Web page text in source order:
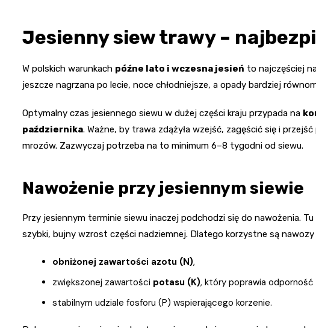
Jesienny siew trawy –
W polskich warunkach późne lato i wczesna jesień to najczęściej
jeszcze nagrzana po lecie, noce chłodniejsze, a opady bardziej
Optymalny czas jesiennego siewu w dużej części kraju przypada na
października. Ważne, by trawa zdążyła wzejść, zagęścić się i
mrozów. Zazwyczaj potrzeba na to minimum 6–8 tygodni od siewu.
Nawożenie przy jesiennym siewie
Przy jesiennym terminie siewu inaczej podchodzi się do nawożenia.
szybki, bujny wzrost części nadziemnej. Dlatego korzystne są nawozy
obniżonej zawartości azotu (N),
zwiększonej zawartości potasu (K), który poprawia odporność
stabilnym udziale fosforu (P) wspierającego korzenie.